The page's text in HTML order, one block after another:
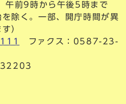
前9時から午後5時まで
を除く。一部、開庁時間が異
）
ファクス：0587-23-